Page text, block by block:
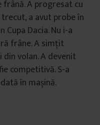
A progresat cu
a avut probe în
Dacia. Nu i-a
frâne. A simțit
volan. A devenit
competitivă. S-a
în mașină.